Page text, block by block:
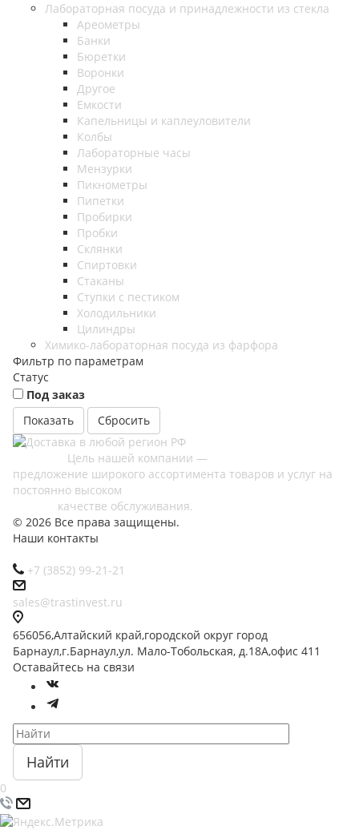
Лабораторная посуда и принадлежности из стекла
Ареометры
Банки
Бюретки
Воронки
Другое
Емкости
Капельницы и каплеуловители
Колбы
Лабораторные часы
Мензурки
Пикнометры
Пипетки
Пробирки
Пробки
Склянки
Спиртовки
Стаканы
Ступки с пестиком
Холодильники
Цилиндры
Химико-лабораторная посуда из фарфора
Фильтр по параметрам
Статус
Под заказ
Сбросить
Цель нашей компании —
предложение широкого ассортимента товаров и услуг на
постоянно высоком
качестве обслуживания.
© 2026 Все права защищены.
Наши контакты
+7 (3852) 99-21-21
sales@trastinvest.ru
656056,Алтайский край,городской округ город
Барнаул,г.Барнаул,ул. Мало-Тобольская, д.18А,офис 411
Оставайтесь на связи
Найти
0